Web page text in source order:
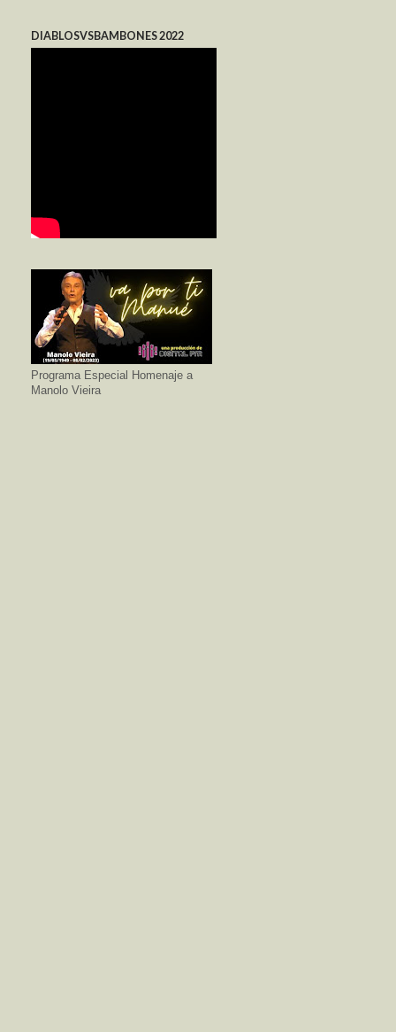
DIABLOSVSBAMBONES 2022
Programa Especial Homenaje a
Manolo Vieira